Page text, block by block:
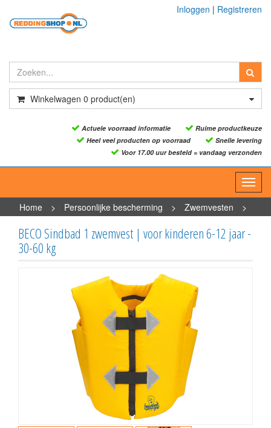
Inloggen | Registreren
Winkelwagen 0 product(en)
Actuele voorraad informatie
Ruime productkeuze
Heel veel producten op voorraad
Snelle levering
Voor 17.00 uur besteld = vandaag verzonden
Home
> Persoonlijke bescherming > Zwemvesten
>
BECO Sindbad 1 zwemvest | voor kinderen 6-12 jaar - 30-60 kg
BECO Sindbad 1 zwemvest | voor kinderen 6-12 jaar -
30-60 kg